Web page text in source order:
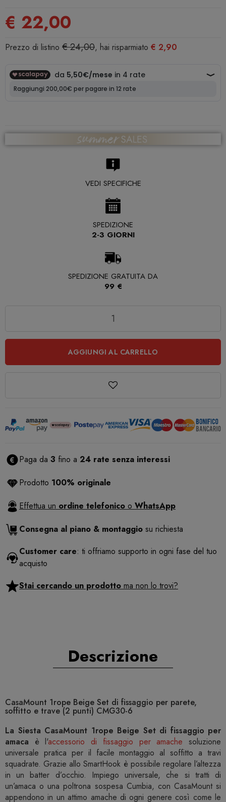
€ 22,00
Prezzo di listino € 24,00, hai risparmiato € 2,90
VEDI SPECIFICHE
SPEDIZIONE
2-3 GIORNI
SPEDIZIONE GRATUITA DA
99 €
AGGIUNGI AL CARRELLO
Paga da 3 fino a 24 rate senza interessi
Prodotto 100% originale
Effettua un ordine telefonico o WhatsApp
Consegna al piano & montaggio su richiesta
Customer care: ti offriamo supporto in ogni fase del tuo
acquisto
Stai cercando un prodotto ma non lo trovi?
Descrizione
CasaMount 1rope Beige Set di fissaggio per parete,
soffitto e trave (2 punti) CMG30-6
La Siesta CasaMount 1rope Beige Set di fissaggio per
amaca è l'accessorio di fissaggio per amache soluzione
universale pratica per il facile montaggio al soffitto a travi
squadrate. Grazie allo SmartHook è possibile regolare l’altezza
in un batter d’occhio. Impiego universale, che si tratti di
un’amaca o una poltrona sospesa Cumbia, con CasaMount si
appendono in un attimo amache di ogni genere così come le